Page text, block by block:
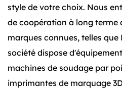
style de votre choix. Nous
de coopération à long terme
marques connues, telles
société dispose
machines de soudage par
imprimantes de marquage